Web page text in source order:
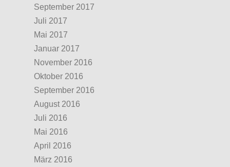
September 2017
Juli 2017
Mai 2017
Januar 2017
November 2016
Oktober 2016
September 2016
August 2016
Juli 2016
Mai 2016
April 2016
März 2016